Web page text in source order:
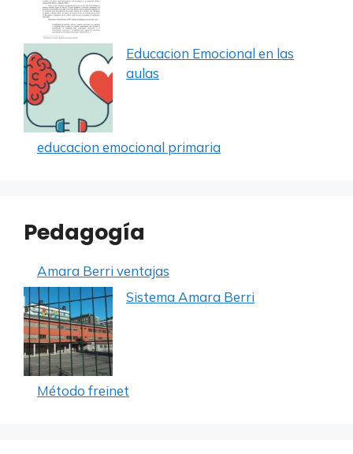
Educacion Emocional en las
aulas
educacion emocional primaria
Pedagogía
Amara Berri ventajas
Sistema Amara Berri
Método freinet